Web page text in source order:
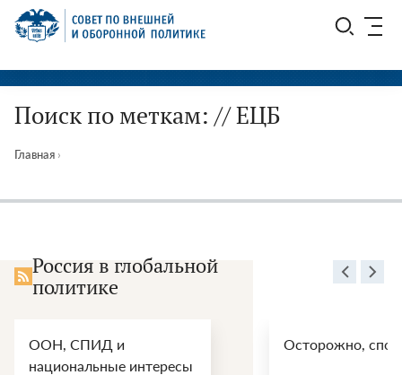
Перейти
СВОП
Поиск по меткам: // ЕЦБ
Главная ›
Россия в глобальной
политике
ООН, СПИД и
национальные интересы
Осторожно,